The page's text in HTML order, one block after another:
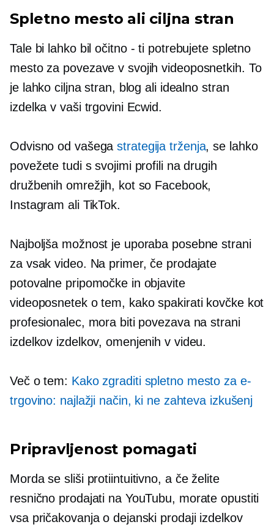
Spletno mesto ali ciljna stran
Tale bi lahko biločitno - ti potrebujete spletno
mesto za povezave v svojih videoposnetkih. To
je lahko ciljna stran, blog ali idealno stran
izdelka v vaši trgovini Ecwid.
Odvisno od vašegastrategija trženja, se lahko
povežete tudi s svojimi profili na drugih
družbenih omrežjih, kot so Facebook,
Instagram ali TikTok.
Najboljša možnost je uporaba posebne strani
za vsak video. Na primer, če prodajate
potovalne pripomočke in objavite
videoposnetek o tem, kako spakirati kovčke kot
profesionalec, mora biti povezava na strani
izdelkov izdelkov, omenjenih v videu.
Več o tem: Kako zgraditi spletno mesto za e-
trgovino: najlažji način, ki ne zahteva izkušenj
Pripravljenost pomagati
Morda se sliši protiintuitivno, a če želite
resnično prodajati na YouTubu, morate opustiti
vsa pričakovanja o dejanski prodaji izdelkov